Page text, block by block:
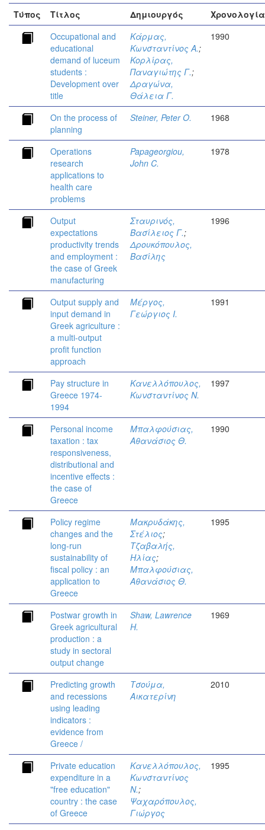
Τύπος
Τίτλος Δημιουργός
Χρονολογία
Occupational and
educational
demand of luceum
students :
Development over
title
Κάρμας,
Κωνσταντίνος Α.;
Κορλίρας,
Παναγιώτης Γ.;
Δραγώνα,
Θάλεια Γ.
1990
On the process of
planning
Steiner, Peter O. 1968
Operations
research
applications to
health care
problems
Papageorgiou,
John C.
1978
Output
expectations
productivity trends
and employment :
the case of Greek
manufacturing
Σταυρινός,
Βασίλειος Γ.;
Δρουκόπουλος,
Βασίλης
1996
Output supply and
input demand in
Greek agriculture :
a multi-output
profit function
approach
Μέργος,
Γεώργιος Ι.
1991
Pay structure in
Greece 1974-
1994
Κανελλόπουλος,
Κωνσταντίνος Ν.
1997
Personal income
taxation : tax
responsiveness,
distributional and
incentive effects :
the case of
Greece
Μπαλφούσιας,
Αθανάσιος Θ.
1990
Policy regime
changes and the
long-run
sustainability of
fiscal policy : an
application to
Greece
Μακρυδάκης,
Στέλιος;
Τζαβαλής,
Ηλίας;
Μπαλφούσιας,
Αθανάσιος Θ.
1995
Postwar growth in
Greek agricultural
production : a
study in sectoral
output change
Shaw, Lawrence
H.
1969
Predicting growth
and recessions
using leading
indicators :
evidence from
Greece /
Τσούμα,
Αικατερίνη
2010
Private education
expenditure in a
"free education"
country : the case
of Greece
Κανελλόπουλος,
Κωνσταντίνος
Ν.;
Ψαχαρόπουλος,
Γιώργος
1995